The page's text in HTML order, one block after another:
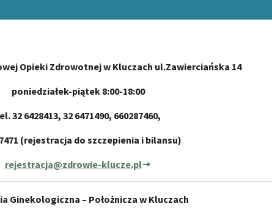
Opieki Zdrowotnej w Kluczach ul.Zawierciańska 14
poniedziałek-piątek 8:00-18:00
32 6428413, 32 6471490, 660287460,
(rejestracja do szczepienia i bilansu)
rejestracja@zdrowie-klucze.pl
Ginekologiczna – Położnicza w Kluczach